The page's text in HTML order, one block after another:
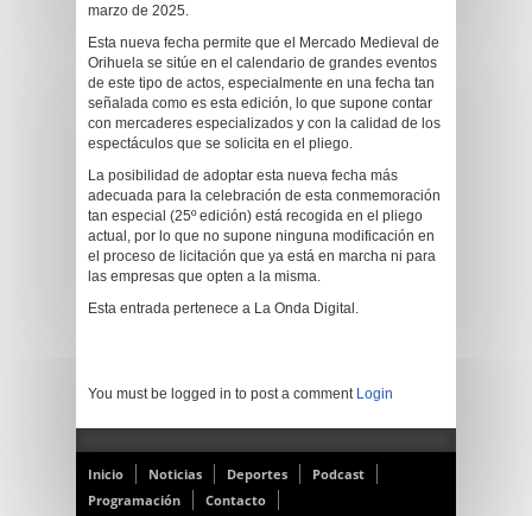
marzo de 2025.
Esta nueva fecha permite que el Mercado Medieval de
Orihuela se sitúe en el calendario de grandes eventos
de este tipo de actos, especialmente en una fecha tan
señalada como es esta edición, lo que supone contar
con mercaderes especializados y con la calidad de los
espectáculos que se solicita en el pliego.
La posibilidad de adoptar esta nueva fecha más
adecuada para la celebración de esta conmemoración
tan especial (25º edición) está recogida en el pliego
actual, por lo que no supone ninguna modificación en
el proceso de licitación que ya está en marcha ni para
las empresas que opten a la misma.
Esta entrada pertenece a La Onda Digital.
You must be logged in to post a comment Login
Inicio Noticias Deportes
Podcast
Programación
Contacto